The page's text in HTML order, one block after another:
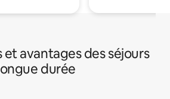
avantages des séjours
durée